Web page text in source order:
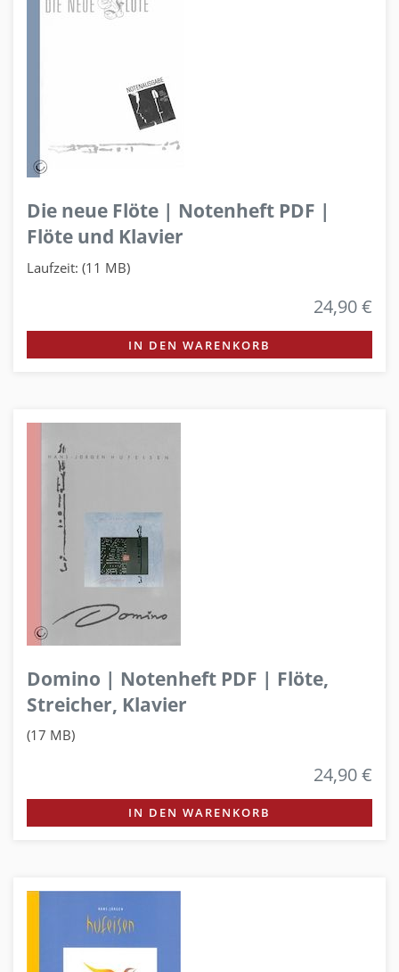
Die neue Flöte | Notenheft PDF |
Flöte und Klavier
Laufzeit: (11 MB)
24,90 €
IN DEN WARENKORB
Domino | Notenheft PDF | Flöte,
Streicher, Klavier
(17 MB)
24,90 €
IN DEN WARENKORB